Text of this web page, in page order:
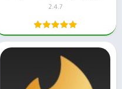
2.4.7